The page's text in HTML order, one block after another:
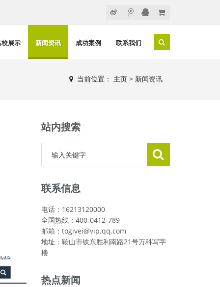
校展示 新闻资讯 成功案例 联系我们
当前位置： 主页 > 新闻资讯
站内搜索
联系信息
电话：16213120000
全国热线：400-0412-789
邮箱：togivei@vip.qq.com
地址：鞍山市铁东胜利南路21号万科写字
楼
热点新闻